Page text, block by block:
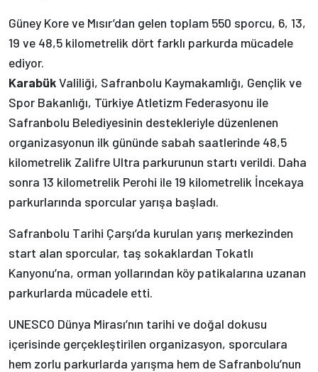
Güney Kore ve Mısır’dan gelen toplam 550 sporcu, 6, 13,
19 ve 48,5 kilometrelik dört farklı parkurda mücadele
ediyor.
KarabükValiliği, Safranbolu Kaymakamlığı, Gençlik ve
Spor Bakanlığı, Türkiye Atletizm Federasyonu ile
Safranbolu Belediyesinin destekleriyle düzenlenen
organizasyonun ilk gününde sabah saatlerinde 48,5
kilometrelik Zalifre Ultra parkurunun startı verildi. Daha
sonra 13 kilometrelik Perohi ile 19 kilometrelik İncekaya
parkurlarında sporcular yarışa başladı.
Safranbolu Tarihi Çarşı’da kurulan yarış merkezinden
start alan sporcular, taş sokaklardan Tokatlı
Kanyonu’na, orman yollarından köy patikalarına uzanan
parkurlarda mücadele etti.
UNESCO Dünya Mirası’nın tarihi ve doğal dokusu
içerisinde gerçekleştirilen organizasyon, sporculara
hem zorlu parkurlarda yarışma hem de Safranbolu’nun